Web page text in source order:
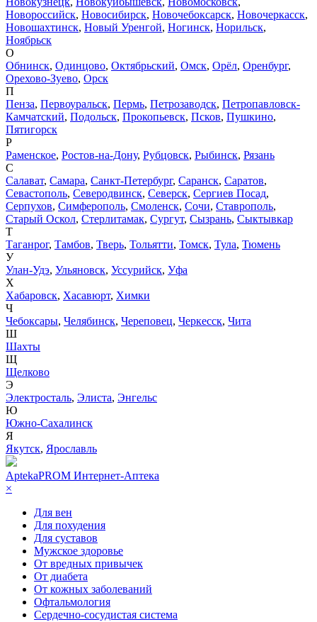
Новороссийск, Новосибирск, Новочебоксарск, Новочеркасск,
Новошахтинск, Новый Уренгой, Ногинск, Норильск,
Ноябрьск
О
Обнинск, Одинцово, Октябрьский, Омск, Орёл, Оренбург,
Орехово-Зуево, Орск
П
Пенза, Первоуральск, Пермь, Петрозаводск, Петропавловск-
Камчатский, Подольск, Прокопьевск, Псков, Пушкино,
Пятигорск
Р
Раменское, Ростов-на-Дону, Рубцовск, Рыбинск, Рязань
С
Салават, Самара, Санкт-Петербург, Саранск, Саратов,
Севастополь, Северодвинск, Северск, Сергиев Посад,
Серпухов, Симферополь, Смоленск, Сочи, Ставрополь,
Старый Оскол, Стерлитамак, Сургут, Сызрань, Сыктывкар
Т
Таганрог, Тамбов, Тверь, Тольятти, Томск, Тула, Тюмень
У
Улан-Удэ, Ульяновск, Уссурийск, Уфа
Х
Хабаровск, Хасавюрт, Химки
Ч
Чебоксары, Челябинск, Череповец, Черкесск, Чита
Ш
Шахты
Щ
Щелково
Э
Электросталь, Элиста, Энгельс
Ю
Южно-Сахалинск
Я
Якутск, Ярославль
AptekaPROM Интернет-Аптека
×
Для вен
Для похудения
Для суставов
Мужское здоровье
От вредных привычек
От диабета
От кожных заболеваний
Офтальмология
Сердечно-сосудистая система